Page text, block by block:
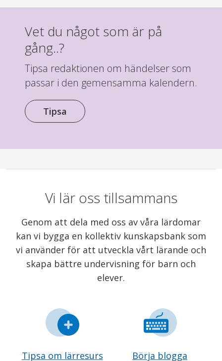
Vet du något som är på
gång..?
Tipsa redaktionen om händelser som
passar i den gemensamma kalendern.
Tipsa
Vi lär oss tillsammans
Genom att dela med oss av våra lärdomar
kan vi bygga en kollektiv kunskapsbank som
vi använder för att utveckla vårt lärande och
skapa bättre undervisning för barn och
elever.
Tipsa om lärresurs Börja blogga